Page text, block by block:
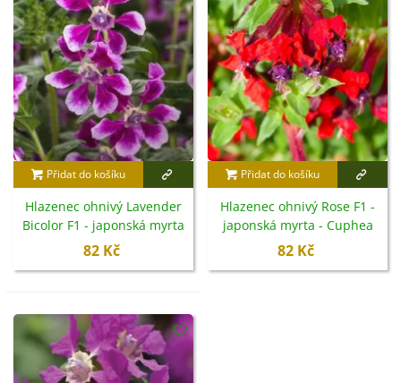
Semena hlazence jsou vhodná pro všechny, kdo hledají
méně okoukanou rostlinus dlouhou dobou kvetenía
širokým využitím v okrasných výsadbách.
Přidat do košíku
Hlazenec ohnivý Lavender
Bicolor F1 - japonská myrta
- Cuphea llavea - semena -
82 Kč
Přidat do košíku
Hlazenec ohnivý Rose F1 -
japonská myrta - Cuphea
llavea - semena - 15 ks
82 Kč